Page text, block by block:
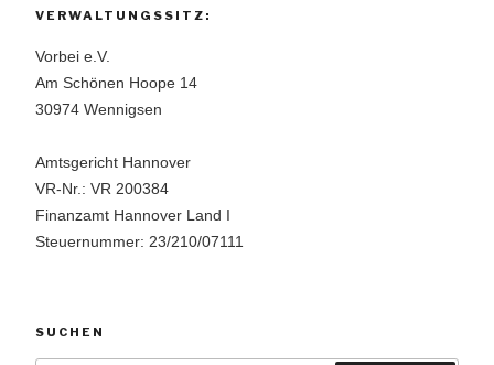
VERWALTUNGSSITZ:
Vorbei e.V.
Am Schönen Hoope 14
30974 Wennigsen
Amtsgericht Hannover
VR-Nr.: VR 200384
Finanzamt Hannover Land I
Steuernummer: 23/210/07111
SUCHEN